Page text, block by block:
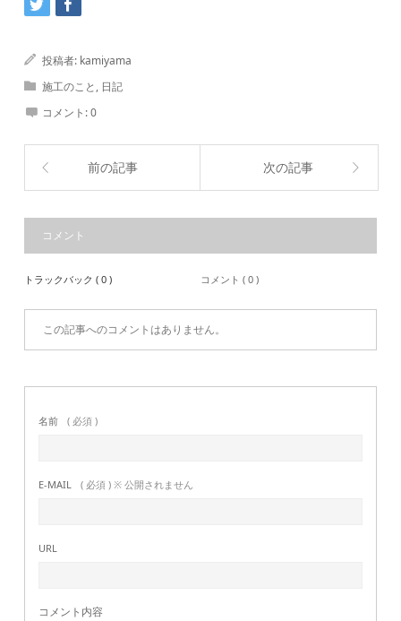
投稿者: kamiyama
施工のこと , 日記
コメント:0
前の記事 次の記事
コメント
トラックバック ( 0 ) コメント ( 0 )
この記事へのコメントはありません。
名前 ( 必須 )
E-MAIL ( 必須 ) ※ 公開されません
URL
コメント内容